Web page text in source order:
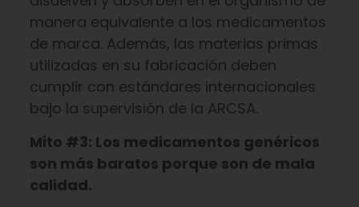
manera equivalente a los medicamentos
de marca. Además, las materias primas
utilizadas en su fabricación deben
cumplir con estándares internacionales
bajo la supervisión de la ARCSA.
Mito #3: Los medicamentos genéricos
son más baratos porque son de mala
calidad.